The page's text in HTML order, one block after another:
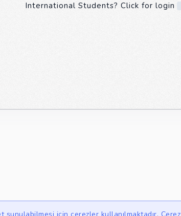
International Students? Click for login